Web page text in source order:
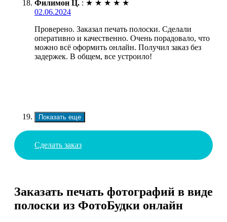
Филимон Ц. : ★ ★ ★ ★ ★
02.06.2024
Проверено. Заказал печать полоски. Сделали
оперативно и качественно. Очень порадовало, что
можно всё оформить онлайн. Получил заказ без
задержек. В общем, все устроило!
Показать еще
Сделать заказ
Заказать печать фотографий в виде
полоски из ФотоБудки онлайн